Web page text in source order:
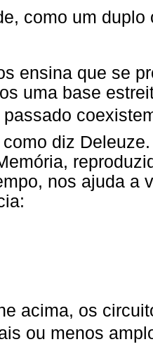
como um duplo
ensina que se
uma base
diz
nos ajuda a
acima, os
ou menos